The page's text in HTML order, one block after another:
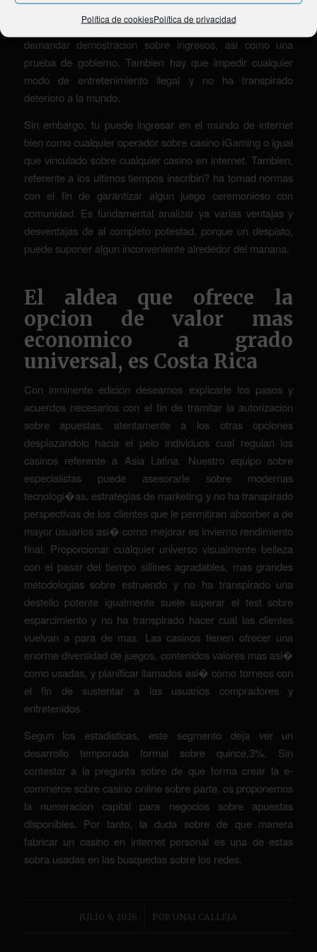
Política de cookiesPolítica de privacidad
tecnicos. Asegurando se debe utilizar conocer
perfectamente una idiosincrasia sobre las usuarios y
demandar demostracion sobre ingresos, asi como una
prueba de gobierno. Tambien hay que impedir cualquier
modo de entretenimiento ilegal y no ha transpirado
deterioro a la mundo.
Sin embargo, tu puede ingresar en el mundo de internet
bien como cualquier operador sobre casino iGaming o igual
que vinculado sobre cualquier casino en internet. Tambien,
referente a los ultimos tiempos inscribiri? ha tomad normas
con el fin de garantizar algun juego ceremonioso con
comunidad. Es fundamental analizar ya varias ventajas y
desventajas de al completo potestad, porque un despisto,
puede suponer algun inconveniente alrededor del manana.
El aldea que ofrece la
opcion de valor mas
economico a grado
universal, es Costa Rica
Con inminente edicion deseamos explicarle los pasos y
acuerdos necesarios con el fin de tramitar la autorizacion
sobre apuestas, atentamente a los otras opciones
desplazandolo hacia el pelo individuos cual regulan los
casinos referente a Asia Latina. Nuestro equipo sobre
especialistas puede asesorarle sobre modernas
tecnologi�as, estrategias de marketing y no ha transpirado
perspectivas de los clientes que le permitiran absorber a de
mayor usuarios asi� como mejorar es invierno rendimiento
final. Proporcionar cualquier universo visualmente belleza
con el pasar del tiempo sillines agradables, mas grandes
metodologias sobre estruendo y no ha transpirado una
destello potente igualmente suele superar el test sobre
esparcimiento y no ha transpirado hacer cual las clientes
vuelvan a para de mas. Las casinos tienen ofrecer una
enorme diversidad de juegos, contenidos valores mas asi�
como usadas, y planificar llamados asi� como torneos con
el fin de sustentar a las usuarios compradores y
entretenidos.
Segun los estadisticas, este segmento deja ver un
desarrollo temporada formal sobre quince,3%. Sin
contestar a la pregunta sobre de que forma crear la e-
commerce sobre casino online sobre parte, os proponemos
la numeracion capital para negocios sobre apuestas
disponibles. Por tanto, la duda sobre de que manera
fabricar un casino en internet personal es una de estas
sobra usadas en las busquedas sobre los redes.
JULIO 9, 2026
/ PORUNAI CALLEJA